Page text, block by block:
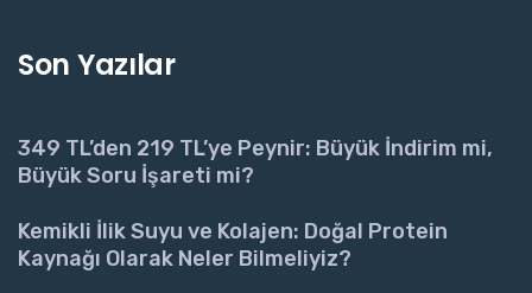
Son Yazılar
349 TL’den 219 TL’ye Peynir: Büyük İndirim mi,
Büyük Soru İşareti mi?
Kemikli İlik Suyu ve Kolajen: Doğal Protein
Kaynağı Olarak Neler Bilmeliyiz?